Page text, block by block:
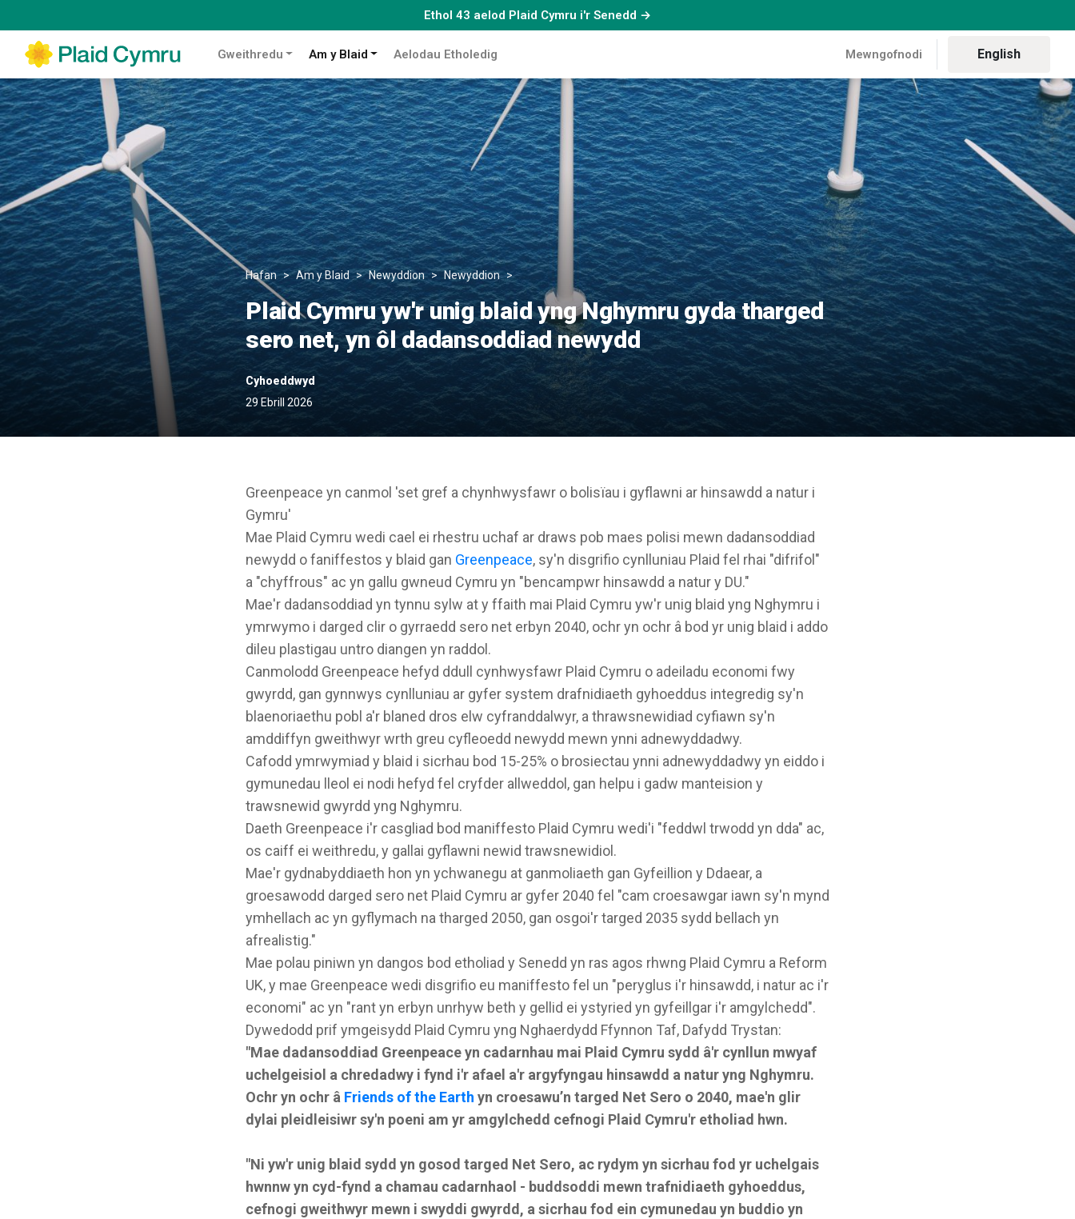
Ethol 43 aelod Plaid Cymru i'r Senedd →
Gweithredu Am y Blaid Aelodau Etholedig Mewngofnodi English
Hafan Am y Blaid Newyddion Newyddion Plaid Cymru yw'r unig blaid yng Nghymru gyda tharged sero net, yn ôl dadansoddiad newydd
Plaid Cymru yw'r unig blaid yng Nghymru gyda tharged
sero net, yn ôl dadansoddiad newydd
Cyhoeddwyd
29 Ebrill 2026
Greenpeace yn canmol 'set gref a chynhwysfawr o bolisïau i gyflawni ar hinsawdd a natur i
Gymru'
Mae Plaid Cymru wedi cael ei rhestru uchaf ar draws pob maes polisi mewn dadansoddiad
newydd o faniffestos y blaid gan Greenpeace, sy'n disgrifio cynlluniau Plaid fel rhai "difrifol"
a "chyffrous" ac yn gallu gwneud Cymru yn "bencampwr hinsawdd a natur y DU."
Mae'r dadansoddiad yn tynnu sylw at y ffaith mai Plaid Cymru yw'r unig blaid yng Nghymru i
ymrwymo i darged clir o gyrraedd sero net erbyn 2040, ochr yn ochr â bod yr unig blaid i addo
dileu plastigau untro diangen yn raddol.
Canmolodd Greenpeace hefyd ddull cynhwysfawr Plaid Cymru o adeiladu economi fwy
gwyrdd, gan gynnwys cynlluniau ar gyfer system drafnidiaeth gyhoeddus integredig sy'n
blaenoriaethu pobl a'r blaned dros elw cyfranddalwyr, a thrawsnewidiad cyfiawn sy'n
amddiffyn gweithwyr wrth greu cyfleoedd newydd mewn ynni adnewyddadwy.
Cafodd ymrwymiad y blaid i sicrhau bod 15-25% o brosiectau ynni adnewyddadwy yn eiddo i
gymunedau lleol ei nodi hefyd fel cryfder allweddol, gan helpu i gadw manteision y
trawsnewid gwyrdd yng Nghymru.
Daeth Greenpeace i'r casgliad bod maniffesto Plaid Cymru wedi'i "feddwl trwodd yn dda" ac,
os caiff ei weithredu, y gallai gyflawni newid trawsnewidiol.
Mae'r gydnabyddiaeth hon yn ychwanegu at ganmoliaeth gan Gyfeillion y Ddaear, a
groesawodd darged sero net Plaid Cymru ar gyfer 2040 fel "cam croesawgar iawn sy'n mynd
ymhellach ac yn gyflymach na tharged 2050, gan osgoi'r targed 2035 sydd bellach yn
afrealistig."
Mae polau piniwn yn dangos bod etholiad y Senedd yn ras agos rhwng Plaid Cymru a Reform
UK, y mae Greenpeace wedi disgrifio eu maniffesto fel un "peryglus i'r hinsawdd, i natur ac i'r
economi" ac yn "rant yn erbyn unrhyw beth y gellid ei ystyried yn gyfeillgar i'r amgylchedd".
Dywedodd prif ymgeisydd Plaid Cymru yng Nghaerdydd Ffynnon Taf, Dafydd Trystan:
"Mae dadansoddiad Greenpeace yn cadarnhau mai Plaid Cymru sydd â'r cynllun mwyaf
uchelgeisiol a chredadwy i fynd i'r afael a'r argyfyngau hinsawdd a natur yng Nghymru.
Ochr yn ochr â Friends of the Earth yn croesawu’n targed Net Sero o 2040, mae'n glir
dylai pleidleisiwr sy'n poeni am yr amgylchedd cefnogi Plaid Cymru'r etholiad hwn.
"Ni yw'r unig blaid sydd yn gosod targed Net Sero, ac rydym yn sicrhau fod yr uchelgais
hwnnw yn cyd-fynd a chamau cadarnhaol - buddsoddi mewn trafnidiaeth gyhoeddus,
cefnogi gweithwyr mewn i swyddi gwyrdd, a sicrhau fod ein cymunedau yn buddio yn